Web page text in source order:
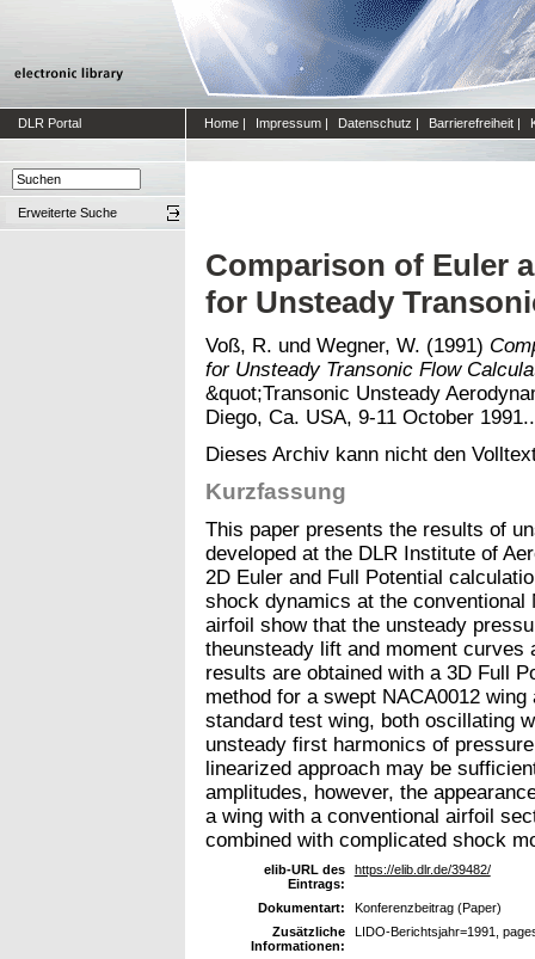
DLR Portal Home | Impressum | Datenschutz | Barrierefreiheit |
Erweiterte Suche
Comparison of Euler
for Unsteady
Voß, R. und Wegner, W. (1991)
for Unsteady Transonic Flow
&quot;Transonic Unsteady
Diego, Ca. USA, 9-11 October 1991..
Dieses Archiv kann nicht den
Kurzfassung
This paper presents the results of
developed at the DLR Institute of
2D Euler and Full Potential
shock dynamics at the conventional
airfoil show that the unsteady
theunsteady lift and moment curves
results are obtained with a 3D Full
method for a swept NACA0012
standard test wing, both oscillating
unsteady first harmonics of
linearized approach may be
amplitudes, however, the
a wing with a conventional airfoil
combined with complicated shock
elib-URL des
Eintrags:
https://elib.dlr.de/39482/
Dokumentart:
Konferenzbeitrag (Paper)
Zusätzliche
Informationen:
LIDO-Berichtsjahr=1991,